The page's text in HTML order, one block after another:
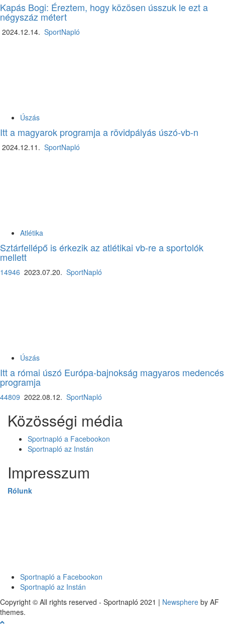
Kapás Bogi: Éreztem, hogy közösen ússzuk le ezt a
négyszáz métert
2024.12.14. SportNapló
Úszás
Itt a magyarok programja a rövidpályás úszó-vb-n
2024.12.11. SportNapló
Atlétika
Sztárfellépő is érkezik az atlétikai vb-re a sportolók
mellett
14946 2023.07.20. SportNapló
Úszás
Itt a római úszó Európa-bajnokság magyaros medencés
programja
44809 2022.08.12. SportNapló
Közösségi média
Sportnapló a Facebookon
Sportnapló az Instán
Impresszum
Rólunk
Sportnapló a Facebookon
Sportnapló az Instán
Copyright © All rights reserved - Sportnapló 2021 | Newsphere by AF
themes.